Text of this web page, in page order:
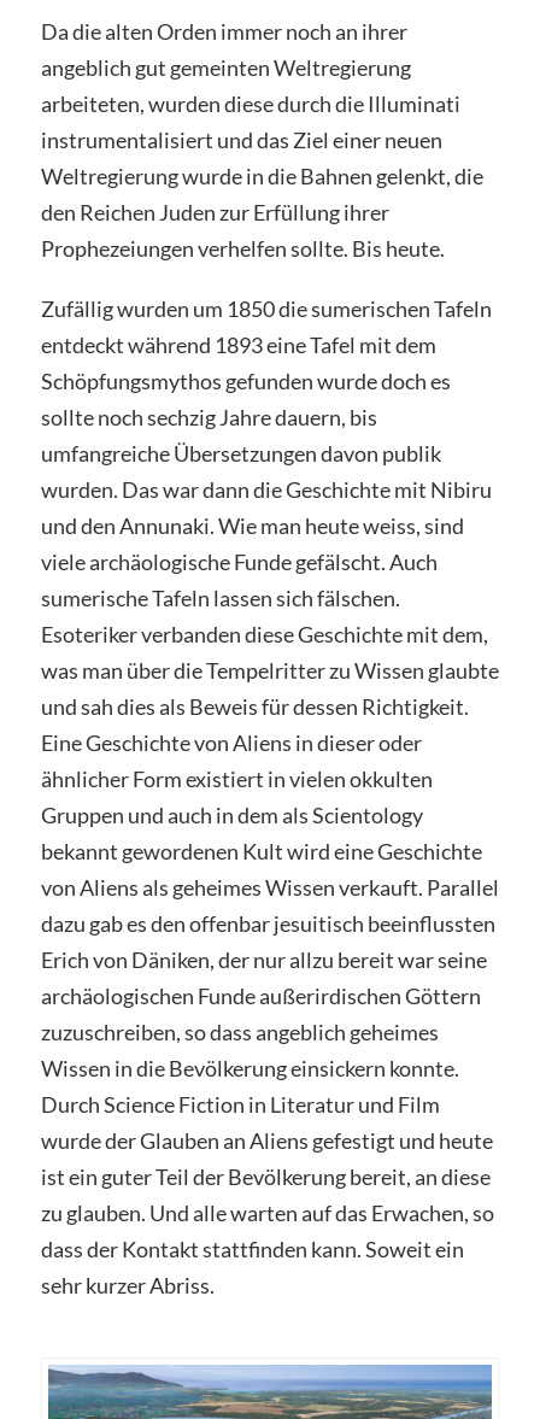
Da die alten Orden immer noch an ihrer
angeblich gut gemeinten Weltregierung
arbeiteten, wurden diese durch die Illuminati
instrumentalisiert und das Ziel einer neuen
Weltregierung wurde in die Bahnen gelenkt, die
den Reichen Juden zur Erfüllung ihrer
Prophezeiungen verhelfen sollte. Bis heute.
Zufällig wurden um 1850 die sumerischen Tafeln
entdeckt während 1893 eine Tafel mit dem
Schöpfungsmythos gefunden wurde doch es
sollte noch sechzig Jahre dauern, bis
umfangreiche Übersetzungen davon publik
wurden. Das war dann die Geschichte mit Nibiru
und den Annunaki. Wie man heute weiss, sind
viele archäologische Funde gefälscht. Auch
sumerische Tafeln lassen sich fälschen.
Esoteriker verbanden diese Geschichte mit dem,
was man über die Tempelritter zu Wissen glaubte
und sah dies als Beweis für dessen Richtigkeit.
Eine Geschichte von Aliens in dieser oder
ähnlicher Form existiert in vielen okkulten
Gruppen und auch in dem als Scientology
bekannt gewordenen Kult wird eine Geschichte
von Aliens als geheimes Wissen verkauft. Parallel
dazu gab es den offenbar jesuitisch beeinflussten
Erich von Däniken, der nur allzu bereit war seine
archäologischen Funde außerirdischen Göttern
zuzuschreiben, so dass angeblich geheimes
Wissen in die Bevölkerung einsickern konnte.
Durch Science Fiction in Literatur und Film
wurde der Glauben an Aliens gefestigt und heute
ist ein guter Teil der Bevölkerung bereit, an diese
zu glauben. Und alle warten auf das Erwachen, so
dass der Kontakt stattfinden kann. Soweit ein
sehr kurzer Abriss.